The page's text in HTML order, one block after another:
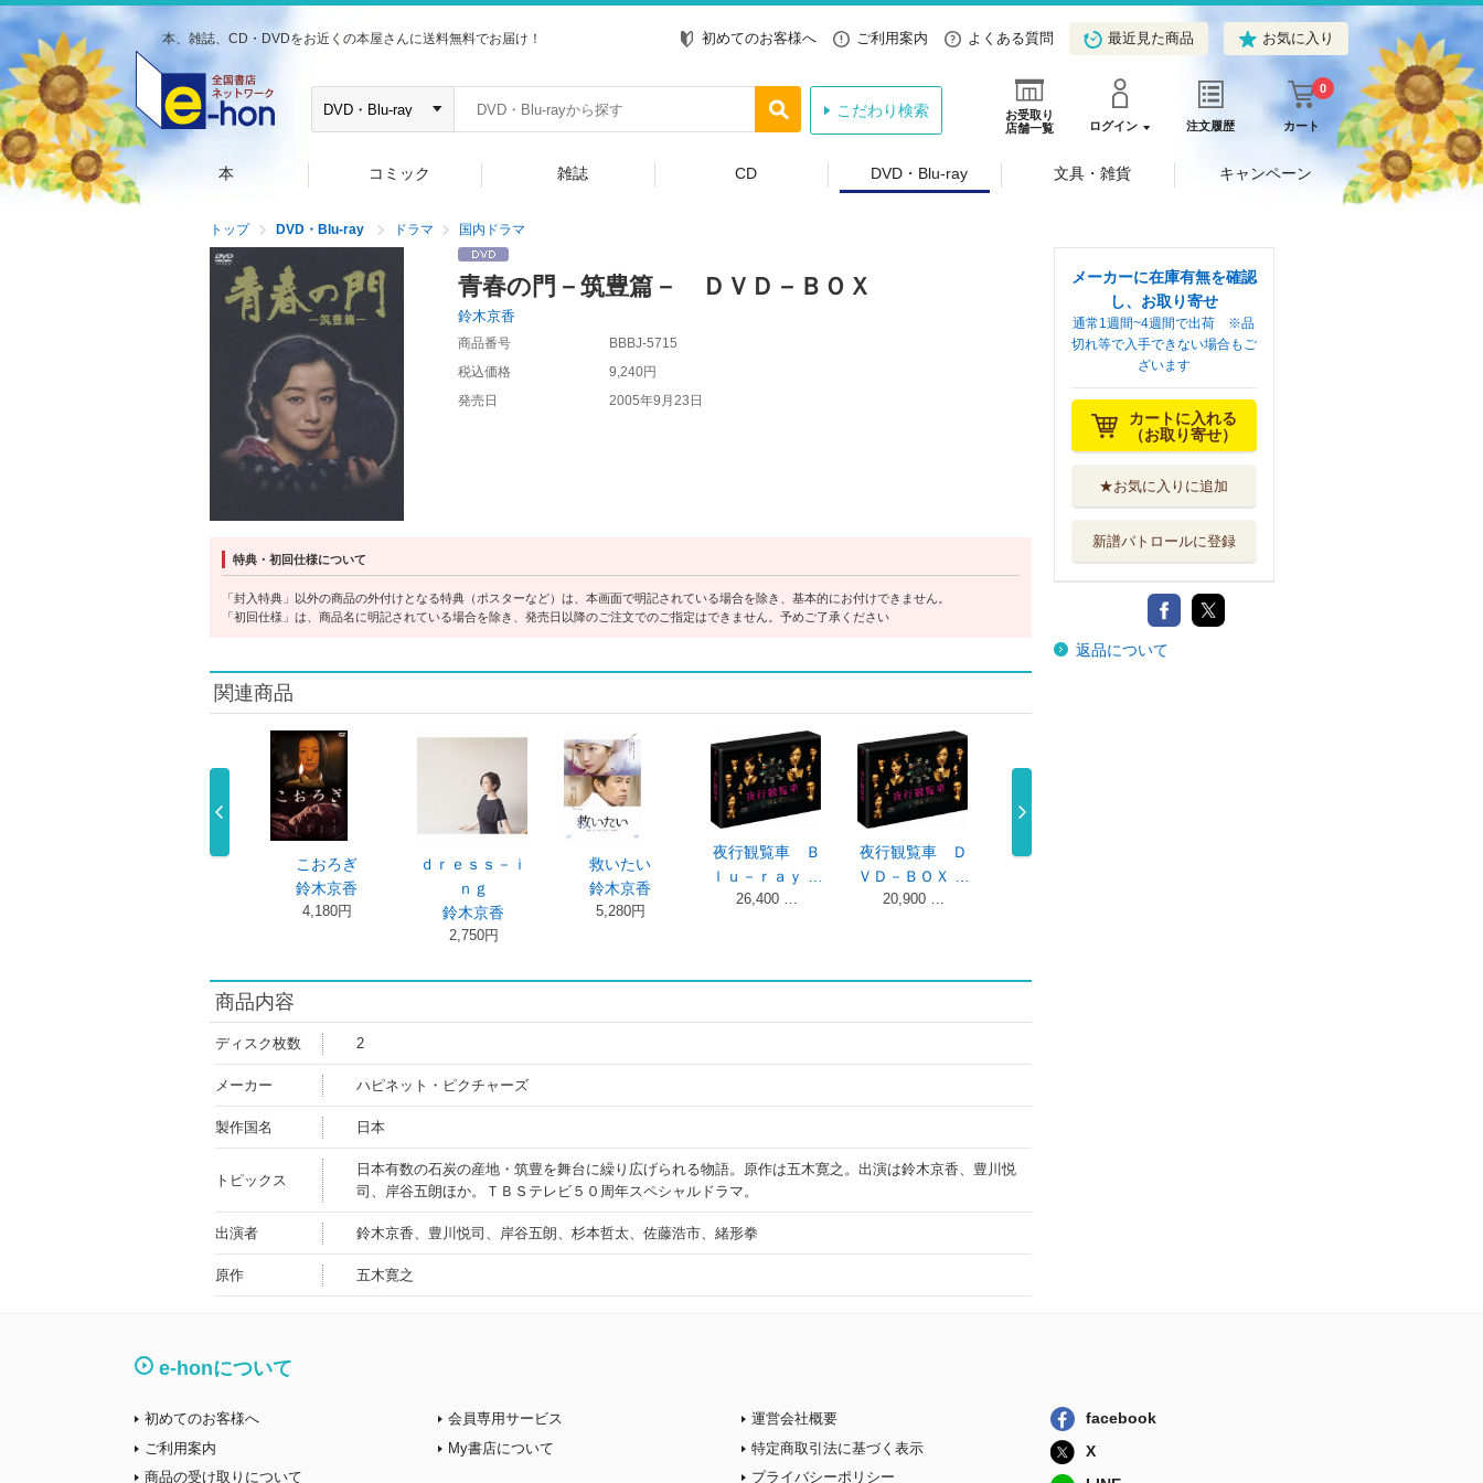
本、雑誌、CD・DVDをお近くの本屋さんに送料無料でお届け！ 初めてのお客様へ ご利用案内 よくある質問 最近見た商品 お気に入り
お受取り
店舗一覧
ログイン 注文履歴 カート
0
こだわり検索
本 コミック 雑誌 CD DVD・Blu-ray 文具・雑貨 キャンペーン
トップ DVD・Blu-ray ドラマ 国内ドラマ
青春の門－筑豊篇－ ＤＶＤ－ＢＯＸ
鈴木京香
商品番号
BBBJ-5715
税込価格
9,240円
発売日
2005年9月23日
特典・初回仕様について
「封入特典」以外の商品の外付けとなる特典（ポスターなど）は、本画面で明記されている場合を除き、基本的にお付けできません。
「初回仕様」は、商品名に明記されている場合を除き、発売日以降のご注文でのご指定はできません。予めご了承ください
関連商品
こおろぎ
鈴木京香
ｄｒｅｓｓ－ｉ
鈴木京香
救いたい
鈴木京香
夜行観覧車 Ｂ
ｌｕ－ｒａｙ …
26,400 …
夜行観覧車 Ｄ
ＶＤ－ＢＯＸ …
20,900 …
セカンドバージ
商品内容
ディスク枚数 2
メーカー ハピネット・ピクチャーズ
製作国名 日本
トピックス
日本有数の石炭の産地・筑豊を舞台に繰り広げられる物語。原作は五木寛之。出演は鈴木京香、豊川悦
司、岸谷五朗ほか。ＴＢＳテレビ５０周年スペシャルドラマ。
出演者 鈴木京香、豊川悦司、岸谷五朗、杉本哲太、佐藤浩市、緒形拳
原作 五木寛之
メーカーに在庫有無を確認
し、お取り寄せ
通常1週間~4週間で出荷 ※品
切れ等で入手できない場合もご
ざいます
カートに入れる
（お取り寄せ）
★お気に入りに追加
新譜パトロールに登録
返品について
e-honについて
初めてのお客様へ
ご利用案内
商品の受け取りについて
会員専用サービス
My書店について
運営会社概要
特定商取引法に基づく表示
プライバシーポリシー
facebook
X